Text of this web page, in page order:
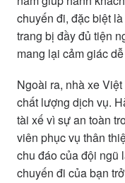
chuyến đi, đặc biệt
trang bị đầy đủ tiện
mang lại cảm giác
Ngoài ra, nhà xe
chất lượng dịch vụ.
tài xế vì sự an toàn
viên phục vụ thân
chu đáo của đội ngũ
chuyến đi của bạn